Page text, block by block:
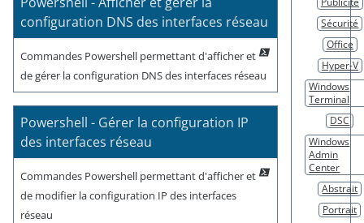
configuration DNS des interfaces réseau
Commandes Powershell permettant d'afficher et
de gérer la configuration DNS des interfaces réseau
Powershell - Gérer la configuration IP
des interfaces réseau
Commandes Powershell permettant d'afficher et
de modifier la configuration IP des interfaces
réseau
Sécurité
Office
Hyper-V
Windows
Terminal
DSC
Windows
Admin
Center
Abstrait
Portrait